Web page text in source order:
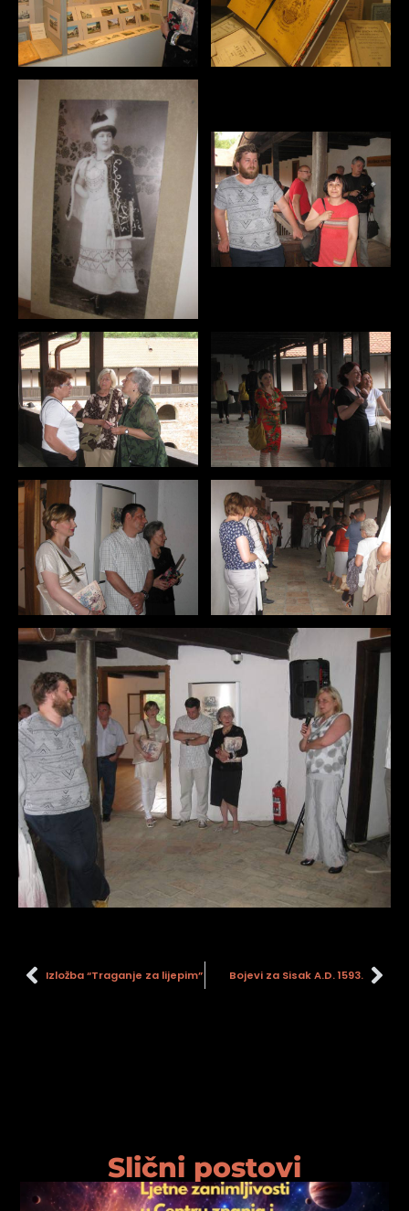
Izložba “Traganje za lijepim” Bojevi za Sisak A.D. 1593.
Slični postovi